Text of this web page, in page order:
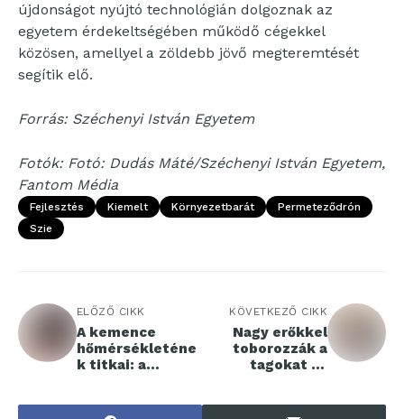
újdonságot nyújtó technológián dolgoznak az
egyetem érdekeltségében működő cégekkel
közösen, amellyel a zöldebb jövő megteremtését
segítik elő.
Forrás: Széchenyi István Egyetem
Fotók: Fotó: Dudás Máté/Széchenyi István Egyetem,
Fantom Média
Fejlesztés Kiemelt Környezetbarát
Permeteződrón
Szie
ELŐZŐ CIKK
A kemence
hőmérsékleténe
k titkai: a
KÖVETKEZŐ CIKK
Nagy erőkkel
toborozzák a
tagokat az